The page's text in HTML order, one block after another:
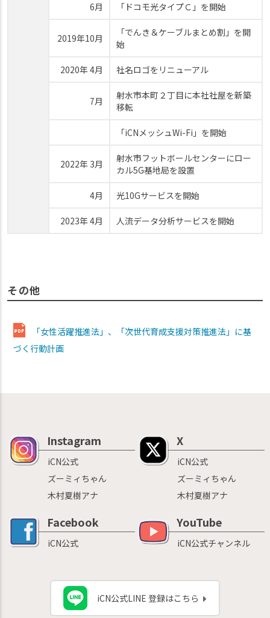
6月 「ドコモ光タイプＣ」を開始
2019年10月
「でんき＆ケーブルまとめ割」を開
始
2020年 4月 社名ロゴをリニューアル
7月
射水市本町２丁目に本社社屋を新築
移転
「iCNメッシュWi-Fi」を開始
2022年 3月
射水市フットボールセンターにロー
カル5G基地局を設置
4月 光10Gサービスを開始
2023年 4月 人流データ分析サービスを開始
その他
「女性活躍推進法」、「次世代育成支援対策推進法」に基
づく行動計画
Instagram
iCN公式
ズーミィちゃん
木村夏樹アナ
X
iCN公式
ズーミィちゃん
木村夏樹アナ
Facebook
iCN公式
YouTube
iCN公式チャンネル
iCN公式LINE 登録はこちら